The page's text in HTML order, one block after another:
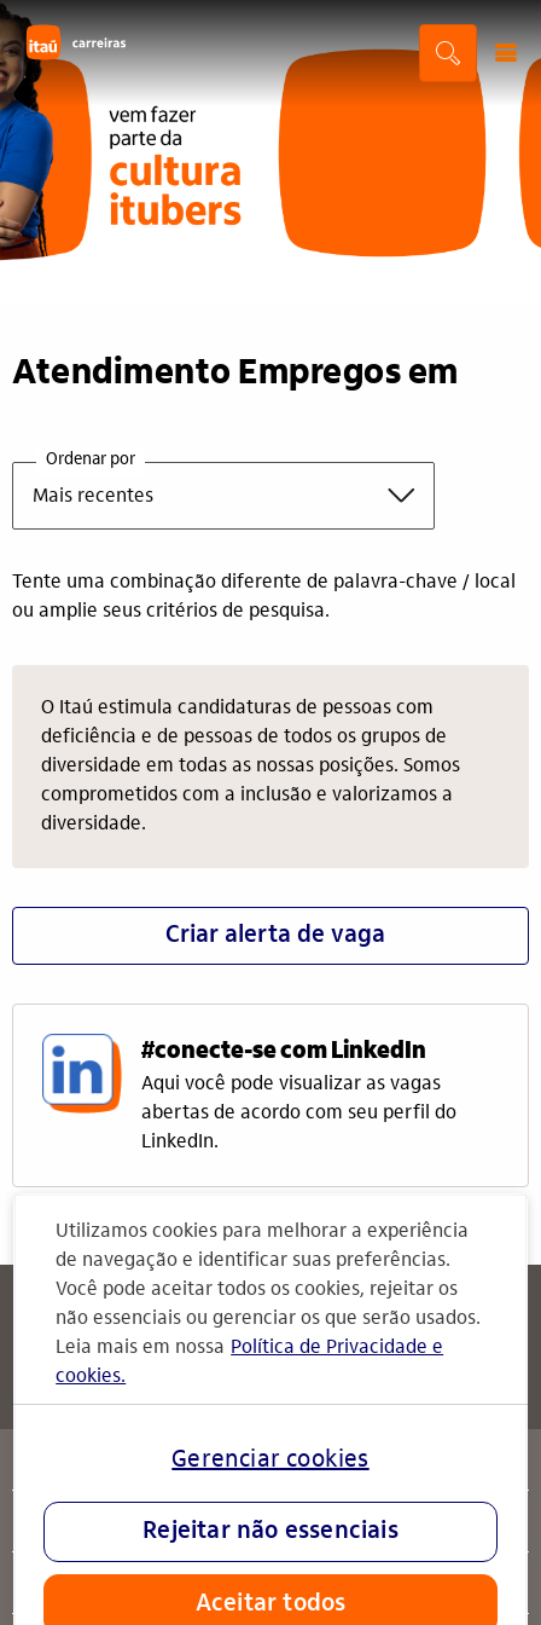
Ordenar por
Atendimento Empregos em
Tente uma combinação diferente de palavra-chave / local
ou amplie seus critérios de pesquisa.
O Itaú estimula candidaturas de pessoas com
deficiência e de pessoas de todos os grupos de
diversidade em todas as nossas posições. Somos
comprometidos com a inclusão e valorizamos a
diversidade.
Criar alerta de vaga
#conecte-se com LinkedIn
Aqui você pode visualizar as vagas
abertas de acordo com seu perfil do
LinkedIn.
Itaú
Attendimento Itaú
Para Empresas
Attendimento Itaú
sobre o Itaú
ajuda
Utilizamos cookies para melhorar a experiência
de navegação e identificar suas preferências.
Você pode aceitar todos os cookies, rejeitar os
não essenciais ou gerenciar os que serão usados.
Leia mais em nossa Política de Privacidade e
cookies.
Gerenciar cookies
Rejeitar não essenciais
Aceitar todos